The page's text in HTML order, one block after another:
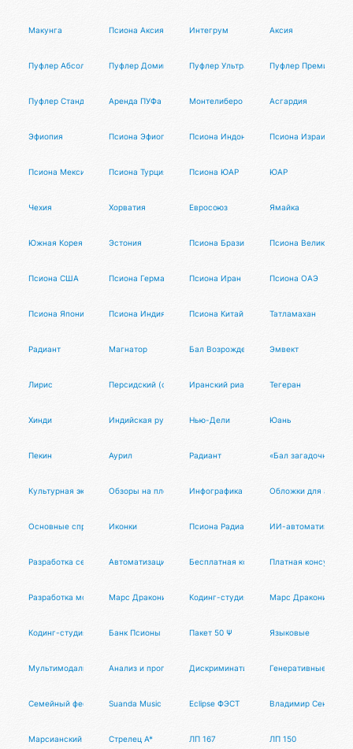
Макунга Псиона Аксия Интегрум Аксия
Пуфлер Абсолют Пуфлер Доминант Пуфлер Ультра Пуфлер Премиум
Пуфлер Стандарт Аренда ПУФа Монтелиберо Асгардия
Эфиопия Псиона Эфиопия Псиона Индонезия Псиона Израиль
Псиона Мексика Псиона Турция Псиона ЮАР ЮАР
Чехия Хорватия Евросоюз Ямайка
Южная Корея Эстония Псиона Бразилия Псиона
Псиона США Псиона Германия Псиона Иран Псиона ОАЭ
Псиона Япония Псиона Индия Псиона Китай Татламахан
Радиант Магнатор Бал Возрождение: расправь свои
Эмвект
Лирис Персидский (фарси) Иранский риал Тегеран
Хинди Индийская рупия Нью-Дели Юань
Пекин Аурил Радиант «Бал загадочных
Культурная экспансияОбзоры на площадкахИнфографика Обложки для атомов
Основные справочникиИконки Псиона Радиант ИИ-автоматизация
Разработка сервисов и систем автоматизации
Автоматизация экспертов и организаций
Бесплатная консультация
Платная
Разработка мобильного приложения
Марс Драконис Кодинг-студия МагнаторМарс Драконис
Кодинг-студия МагнаторБанк Псионы Пакет 50 Ψ Языковые
Мультимодальные Анализ и прогнозированиеДискриминативные Генеративные
Семейный фестиваль МамаПати и Мамадо в Москве 2025
Suanda Music 500 "NEW REALITY"
Eclipse ФЭСТ Владимир Сенкевич
Марсианский Стрелец A* ЛП 167 ЛП 150